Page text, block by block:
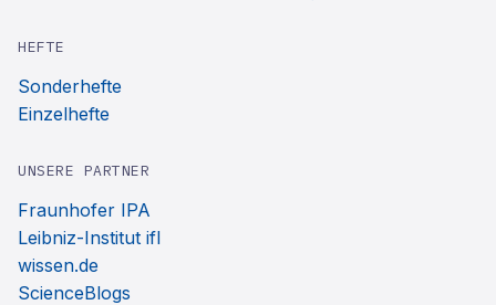
HEFTE
Sonderhefte
Einzelhefte
UNSERE PARTNER
Fraunhofer IPA
Leibniz-Institut ifl
wissen.de
ScienceBlogs